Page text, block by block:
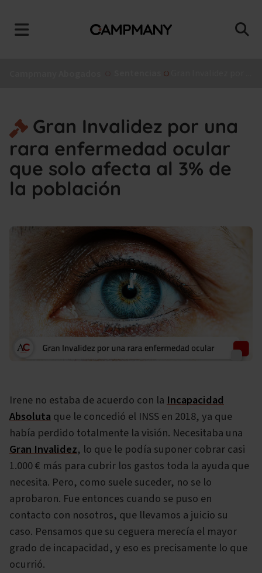
Gran Invalidez por una
rara enfermedad ocular
que solo afecta al 3% de
la población
Irene no estaba de acuerdo con la Incapacidad
Absoluta que le concedió el INSS en 2018, ya que
había perdido totalmente la visión. Necesitaba una
Gran Invalidez, lo que le podía suponer cobrar casi
1.000 € más para cubrir los gastos toda la ayuda que
necesita. Pero, como suele suceder, no se lo
aprobaron. Fue entonces cuando se puso en
contacto con nosotros, que llevamos a juicio su
caso. Pensamos que su ceguera merecía el mayor
grado de incapacidad, y eso es precisamente lo que
ocurrió.